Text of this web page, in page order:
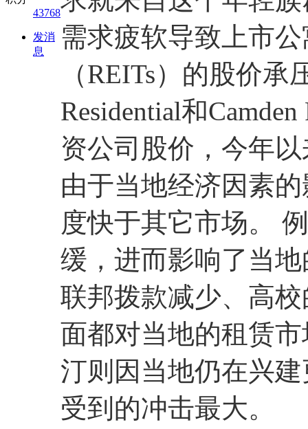
43768
发消
息
需求疲软导致上市
（REITs）的股价
Residential和
资公司股价，今年
由于当地经济因素
度快于其它市场。
缓，进而影响了当
联邦拨款减少、高
面都对当地的租赁
汀则因当地仍在兴
受到的冲击最大。